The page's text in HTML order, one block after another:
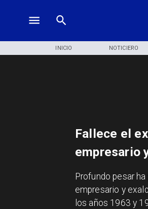
INICIO NOTICIERO
Fallece el
empresario
​Profundo pesar
empresario y
los años 1963 y